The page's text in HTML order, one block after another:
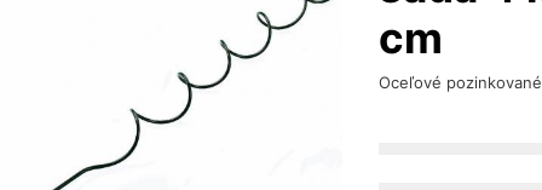
cm
Oceľové